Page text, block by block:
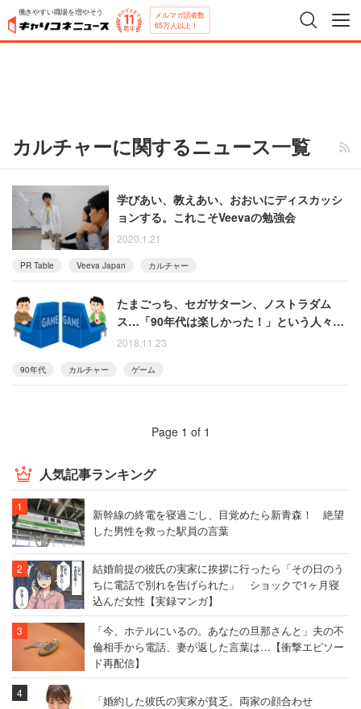
働きやすい職場を増やそう メルマガ読者数
65万人以上！
カルチャーに関するニュース一覧
学びあい、教えあい、おおいにディスカッシ
ョンする。これこそVeevaの勉強会
2020.1.21
PR Table Veeva Japan カルチャー
たまごっち、セガサターン、ノストラダム
ス…「90年代は楽しかった！」という人々の
声
2018.11.23
90年代 カルチャー ゲーム
Page 1 of 1
人気記事ランキング
新幹線の終電を寝過ごし、目覚めたら新青森！ 絶望
した男性を救った駅員の言葉
結婚前提の彼氏の実家に挨拶に行ったら「その日のう
ちに電話で別れを告げられた」 ショックで1ヶ月寝
込んだ女性【実録マンガ】
「今、ホテルにいるの。あなたの旦那さんと」夫の不
倫相手から電話、妻が返した言葉は…【衝撃エピソー
ド再配信】
「婚約した彼氏の実家が貧乏。両家の顔合わせ